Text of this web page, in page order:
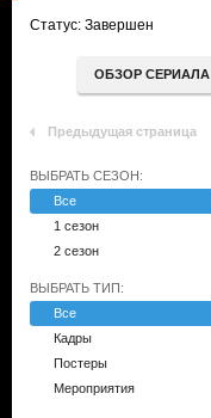
Статус: Завершен
ОБЗОР СЕРИАЛА
Предыдущая страница
ВЫБРАТЬ СЕЗОН:
Все
1 сезон
2 сезон
ВЫБРАТЬ ТИП:
Все
Кадры
Постеры
Мероприятия